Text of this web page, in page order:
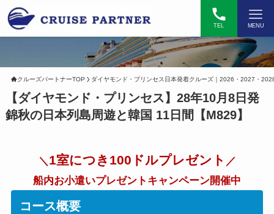
TEL MENU
クルーズパートナーTOP ダイヤモンド・プリンセス日本発着クルーズ｜2026・2027・
【ダイヤモンド・プリンセス】28年10月8日発
錦秋の日本列島周遊と韓国 11日間【M829】
＼ 1室につき100ドルプレゼント ／
船内お小遣いプレゼントキャンペーン開催中
コース概要